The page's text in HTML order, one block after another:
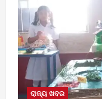
ରାଜ୍ୟ ଖବର